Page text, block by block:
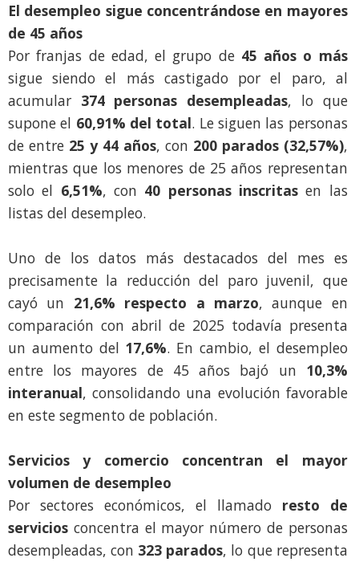
El desempleo sigue concentrándose en mayores
de 45 años
Por franjas de edad, el grupo de 45 años o más
sigue siendo el más castigado por el paro, al
acumular 374 personas desempleadas, lo que
supone el 60,91% del total. Le siguen las personas
de entre 25 y 44 años, con 200 parados (32,57%),
mientras que los menores de 25 años representan
solo el 6,51%, con 40 personas inscritas en las
listas del desempleo.
Uno de los datos más destacados del mes es
precisamente la reducción del paro juvenil, que
cayó un 21,6% respecto a marzo, aunque en
comparación con abril de 2025 todavía presenta
un aumento del 17,6%. En cambio, el desempleo
entre los mayores de 45 años bajó un 10,3%
interanual, consolidando una evolución favorable
en este segmento de población.
Servicios y comercio concentran el mayor
volumen de desempleo
Por sectores económicos, el llamado resto de
servicios concentra el mayor número de personas
desempleadas, con 323 parados, lo que representa